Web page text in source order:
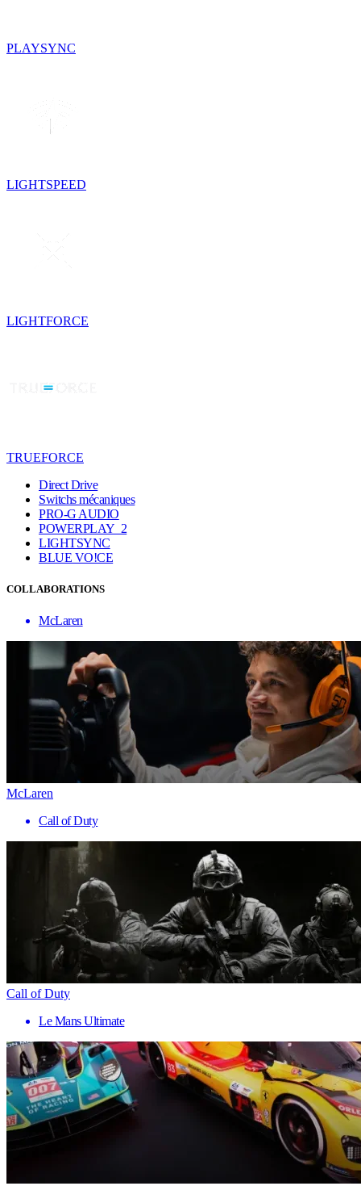
PLAYSYNC
LIGHTSPEED
LIGHTFORCE
TRUEFORCE
Direct Drive
Switchs mécaniques
PRO-G AUDIO
POWERPLAY 2
LIGHTSYNC
BLUE VO!CE
COLLABORATIONS
McLaren
McLaren
Call of Duty
Call of Duty
Le Mans Ultimate